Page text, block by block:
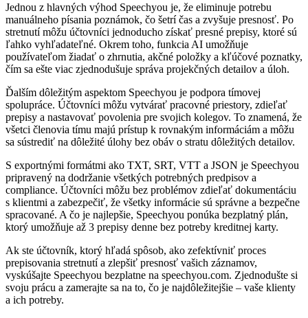
Jednou z hlavných výhod Speechyou je, že eliminuje potrebu
manuálneho písania poznámok, čo šetrí čas a zvyšuje presnosť. Po
stretnutí môžu účtovníci jednoducho získať presné prepisy, ktoré sú
ľahko vyhľadateľné. Okrem toho, funkcia AI umožňuje
používateľom žiadať o zhrnutia, akčné položky a kľúčové poznatky,
čím sa ešte viac zjednodušuje správa projekčných detailov a úloh.
Ďalším dôležitým aspektom Speechyou je podpora tímovej
spolupráce. Účtovníci môžu vytvárať pracovné priestory, zdieľať
prepisy a nastavovať povolenia pre svojich kolegov. To znamená, že
všetci členovia tímu majú prístup k rovnakým informáciám a môžu
sa sústrediť na dôležité úlohy bez obáv o stratu dôležitých detailov.
S exportnými formátmi ako TXT, SRT, VTT a JSON je Speechyou
pripravený na dodržanie všetkých potrebných predpisov a
compliance. Účtovníci môžu bez problémov zdieľať dokumentáciu
s klientmi a zabezpečiť, že všetky informácie sú správne a bezpečne
spracované. A čo je najlepšie, Speechyou ponúka bezplatný plán,
ktorý umožňuje až 3 prepisy denne bez potreby kreditnej karty.
Ak ste účtovník, ktorý hľadá spôsob, ako zefektívniť proces
prepisovania stretnutí a zlepšiť presnosť vašich záznamov,
vyskúšajte Speechyou bezplatne na speechyou.com. Zjednodušte si
svoju prácu a zamerajte sa na to, čo je najdôležitejšie – vaše klienty
a ich potreby.